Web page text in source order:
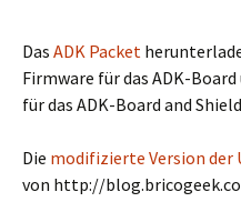
Das ADK Packet
Firmware für das ADK-
für das ADK-Board and
Die modifizierte Version
von http://